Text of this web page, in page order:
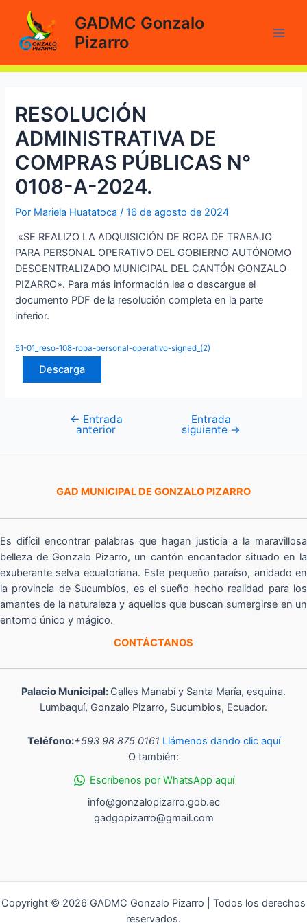
contenido
GADMC Gonzalo
Pizarro
RESOLUCIÓN
ADMINISTRATIVA DE
COMPRAS PÚBLICAS N°
0108-A-2024.
Por Mariela Huatatoca/16 de agosto de 2024
«SE REALIZO LA ADQUISICIÓN DE ROPA DE TRABAJO
PARA PERSONAL OPERATIVO DEL GOBIERNO AUTÓNOMO
DESCENTRALIZADO MUNICIPAL DEL CANTÓN GONZALO
PIZARRO». Para más información lea o descargue el
documento PDF de la resolución completa en la parte
inferior.
51-01_reso-108-ropa-personal-operativo-signed_(2)
Descarga
Navegación
← Entrada
anterior
Entrada
siguiente →
GAD MUNICIPAL DE GONZALO PIZARRO
Es difícil encontrar palabras que hagan justicia a la maravillosa
belleza de Gonzalo Pizarro, un cantón encantador situado en la
exuberante selva ecuatoriana. Este pequeño paraíso, anidado en
la provincia de Sucumbíos, es el sueño hecho realidad para los
amantes de la naturaleza y aquellos que buscan sumergirse en un
entorno único y mágico.
CONTÁCTANOS
Palacio Municipal: Calles Manabí y Santa María, esquina.
Lumbaquí, Gonzalo Pizarro, Sucumbios, Ecuador.
Teléfono:+593 98 875 0161 Llámenos dando clic aquí
O también:
Escríbenos por WhatsApp aquí
info@gonzalopizarro.gob.ec
gadgopizarro@gmail.com
Copyright © 2026 GADMC Gonzalo Pizarro | Todos los derechos
reservados.